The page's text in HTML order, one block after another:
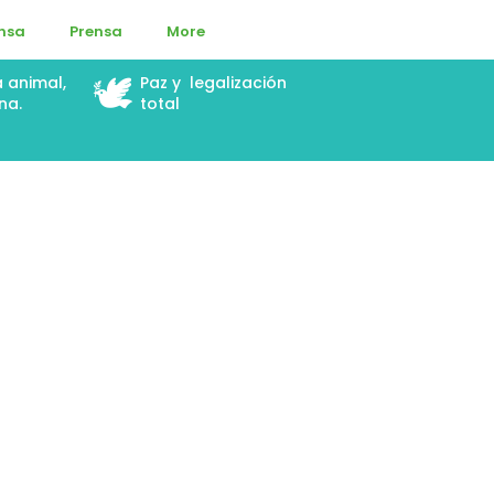
Prensa More
animal,
🕊️ Paz y legalización
total